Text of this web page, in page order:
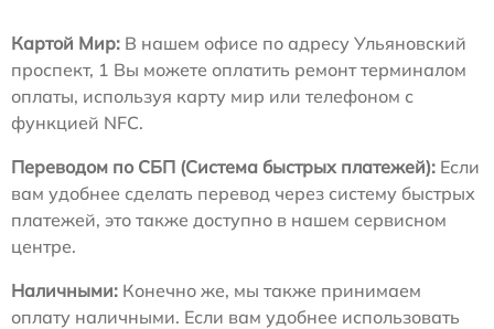
Картой Мир: В нашем офисе по адресу Ульяновский
проспект, 1 Вы можете оплатить ремонт терминалом
оплаты, используя карту мир или телефоном с
функцией NFC.
Переводом по СБП (Система быстрых платежей): Если
вам удобнее сделать перевод через систему быстрых
платежей, это также доступно в нашем сервисном
центре.
Наличными: Конечно же, мы также принимаем
оплату наличными. Если вам удобнее использовать